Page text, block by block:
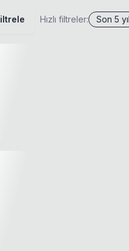
Hızlı filtreler: Son 5